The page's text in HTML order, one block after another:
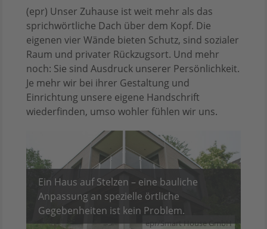
(epr) Unser Zuhause ist weit mehr als das
sprichwörtliche Dach über dem Kopf. Die
eigenen vier Wände bieten Schutz, sind sozialer
Raum und privater Rückzugsort. Und mehr
noch: Sie sind Ausdruck unserer Persönlichkeit.
Je mehr wir bei ihrer Gestaltung und
Einrichtung unsere eigene Handschrift
wiederfinden, umso wohler fühlen wir uns.
epr/Smart House GmbH
Ein Haus auf Stelzen – eine bauliche
Anpassung an spezielle örtliche
Gegebenheiten ist kein Problem.